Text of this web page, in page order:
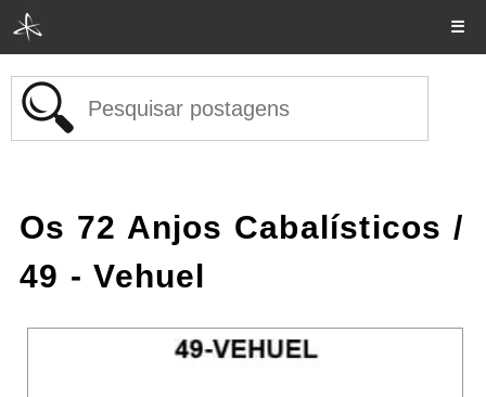
☰
Os 72 Anjos Cabalísticos /
49 - Vehuel